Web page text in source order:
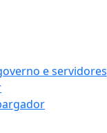
e servidores